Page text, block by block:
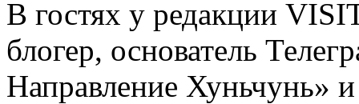
В гостях у редакции
блогер, основатель
Направление Хуньчунь»